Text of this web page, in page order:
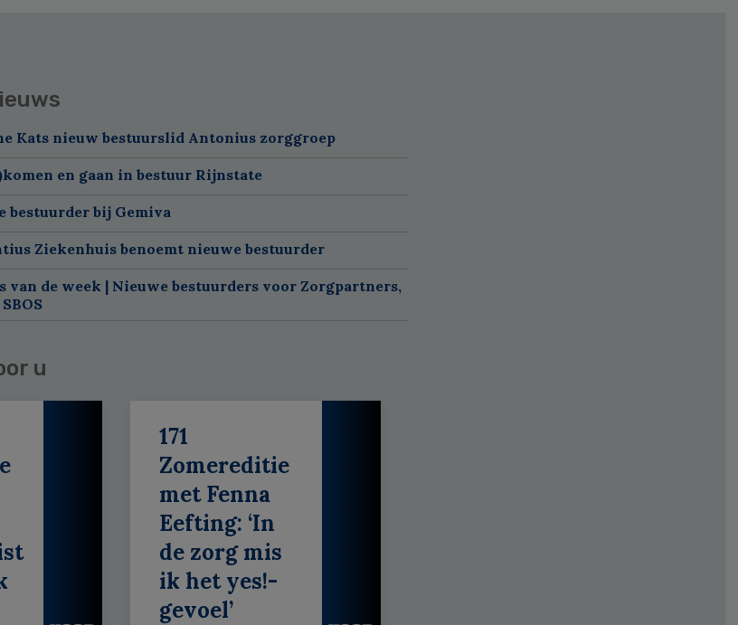
Kats nieuw bestuurslid Antonius zorggroep
en gaan in bestuur Rijnstate
bestuurder bij Gemiva
Ziekenhuis benoemt nieuwe bestuurder
van de week | Nieuwe bestuurders voor Zorgpartners,
u
171
Zomereditie
met Fenna
Eefting: ‘In
de zorg mis
ik het yes!-
gevoel’